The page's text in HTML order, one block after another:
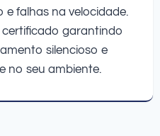
falhas na velocidade.
garantindo
silencioso e
no seu ambiente.